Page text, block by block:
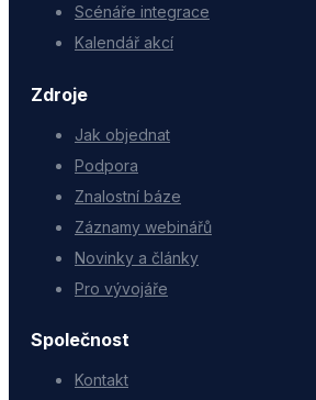
Scénáře integrace
Kalendář akcí
Zdroje
Jak objednat
Podpora
Znalostní báze
Záznamy webinářů
Novinky a články
Pro vývojáře
Společnost
Kontakt